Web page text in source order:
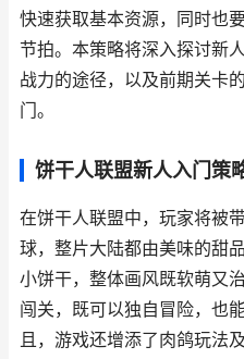
快速获取基本资源，同时也
节拍。本策略将深入探讨新
战力的途径，以及前期关卡
门。
饼干人联盟新人入门策
在饼干人联盟中，玩家将被
球，整片大陆都由美味的甜
小饼干，整体画风既软萌又
闯关，既可以独自冒险，也
且，游戏还增添了肉鸽玩法